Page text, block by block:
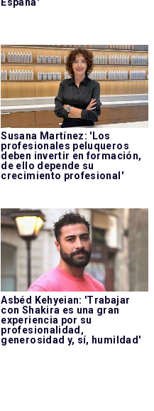
Susana Martínez: 'Los
profesionales peluqueros
deben invertir en formación,
de ello depende su
crecimiento profesional'
Asbéd Kehyeian: 'Trabajar
con Shakira es una gran
experiencia por su
profesionalidad,
generosidad y, sí, humildad'